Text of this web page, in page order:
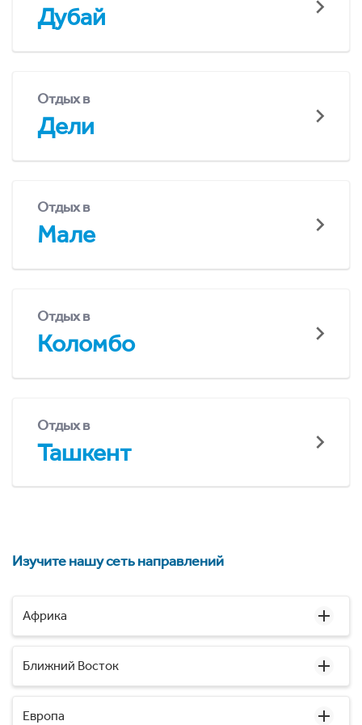
Дубай
Отдых в
Дели
Отдых в
Мале
Отдых в
Коломбо
Отдых в
Ташкент
Изучите нашу сеть направлений
Африка
Ближний Восток
Европа